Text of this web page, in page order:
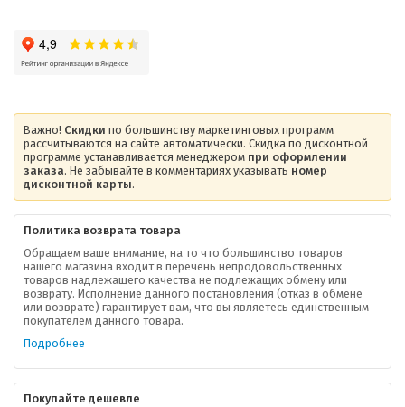
Важно! Скидки по большинству маркетинговых программ
рассчитываются на сайте автоматически. Скидка по дисконтной
программе устанавливается менеджером при оформлении
заказа. Не забывайте в комментариях указывать номер
дисконтной карты.
Политика возврата товара
Обращаем ваше внимание, на то что большинство товаров
нашего магазина входит в перечень непродовольственных
товаров надлежащего качества не подлежащих обмену или
возврату. Исполнение данного постановления (отказ в обмене
или возврате) гарантирует вам, что вы являетесь единственным
покупателем данного товара.
Подробнее
Покупайте дешевле
О компании
Ваша скидка
Контактная информация